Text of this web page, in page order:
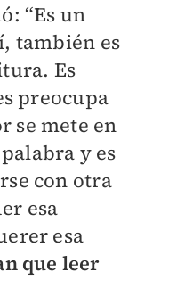
“Es un
también es
Es
preocupa
se mete en
y es
con otra
esa
esa
que leer